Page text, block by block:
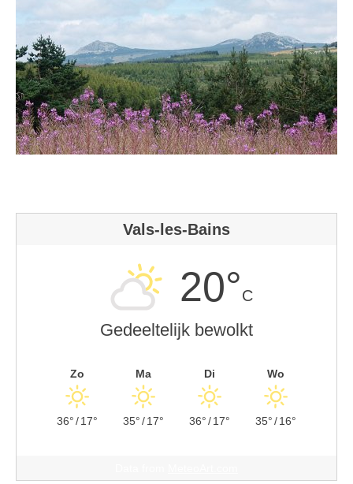
Vals-les-Bains
20°C
Gedeeltelijk bewolkt
Zo
36°/17°
Ma
35°/17°
Di
36°/17°
Wo
35°/16°